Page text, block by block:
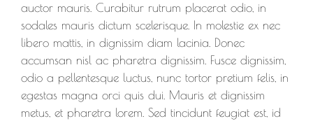
auctor mauris. Curabitur rutrum placerat odio, in
sodales mauris dictum scelerisque. In molestie ex nec
libero mattis, in dignissim diam lacinia. Donec
accumsan nisl ac pharetra dignissim. Fusce dignissim,
odio a pellentesque luctus, nunc tortor pretium felis, in
egestas magna orci quis dui. Mauris et dignissim
metus, et pharetra lorem. Sed tincidunt feugiat est, id